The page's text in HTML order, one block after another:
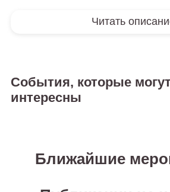
быстро погружает нового
Как выкрутиться из
загадка, которою предстоит
конечно, любовь.
раз подтвердит истину:
Читать
События, которые
интересны
Ближайшие